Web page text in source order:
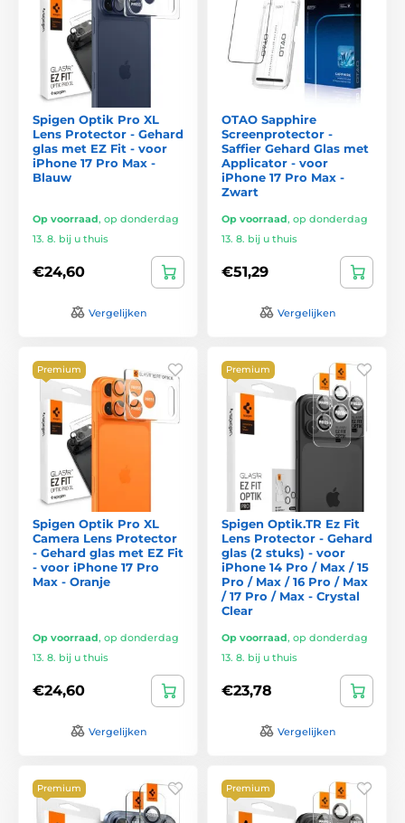
Spigen Optik Pro XL
Lens Protector - Gehard
glas met EZ Fit - voor
iPhone 17 Pro Max -
Blauw
Op voorraad, op donderdag
13. 8. bij u thuis
€24,60
Vergelijken
OTAO Sapphire
Screenprotector -
Saffier Gehard Glas met
Applicator - voor
iPhone 17 Pro Max -
Zwart
Op voorraad, op donderdag
13. 8. bij u thuis
€51,29
Vergelijken
Premium
Spigen Optik Pro XL
Camera Lens Protector
- Gehard glas met EZ Fit
- voor iPhone 17 Pro
Max - Oranje
Op voorraad, op donderdag
13. 8. bij u thuis
€24,60
Vergelijken
Premium
Spigen Optik.TR Ez Fit
Lens Protector - Gehard
glas (2 stuks) - voor
iPhone 14 Pro / Max / 15
Pro / Max / 16 Pro / Max
/ 17 Pro / Max - Crystal
Clear
Op voorraad, op donderdag
13. 8. bij u thuis
€23,78
Vergelijken
Premium Premium